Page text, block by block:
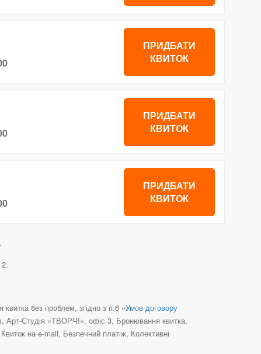
ПРИДБАТИ
КВИТОК
ПРИДБАТИ
КВИТОК
ПРИДБАТИ
КВИТОК
без проблем, згідно з п.6 «Умов договору
Арт-Студія «ТВОРЧІ», офіс 3, Бронювання квитка,
на e-mail, Безпечний платіж, Колективні